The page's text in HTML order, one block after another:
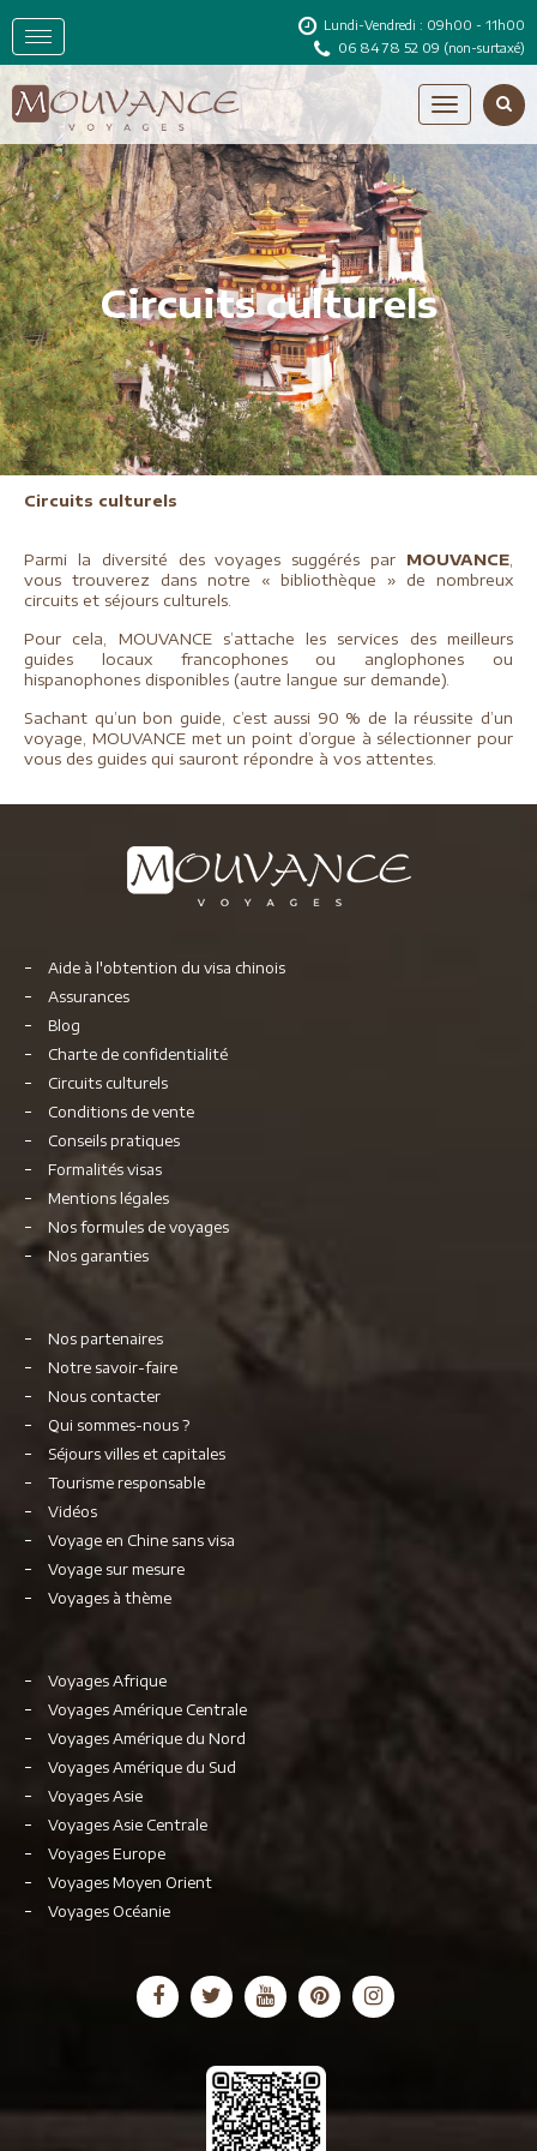
Lundi-Vendredi : 09h00 - 11h00
06 84 78 52 09 (non-surtaxé)
Circuits culturels
Circuits culturels
Parmi la diversité des voyages suggérés par MOUVANCE,
vous trouverez dans notre « bibliothèque » de nombreux
circuits et séjours culturels.
Pour cela, MOUVANCE s’attache les services des meilleurs
guides locaux francophones ou anglophones ou
hispanophones disponibles (autre langue sur demande).
Sachant qu’un bon guide, c’est aussi 90 % de la réussite d’un
voyage, MOUVANCE met un point d’orgue à sélectionner pour
vous des guides qui sauront répondre à vos attentes.
Aide à l'obtention du visa chinois
Assurances
Blog
Charte de confidentialité
Circuits culturels
Conditions de vente
Conseils pratiques
Formalités visas
Mentions légales
Nos formules de voyages
Nos garanties
Nos partenaires
Notre savoir-faire
Nous contacter
Qui sommes-nous ?
Séjours villes et capitales
Tourisme responsable
Vidéos
Voyage en Chine sans visa
Voyage sur mesure
Voyages à thème
Voyages Afrique
Voyages Amérique Centrale
Voyages Amérique du Nord
Voyages Amérique du Sud
Voyages Asie
Voyages Asie Centrale
Voyages Europe
Voyages Moyen Orient
Voyages Océanie